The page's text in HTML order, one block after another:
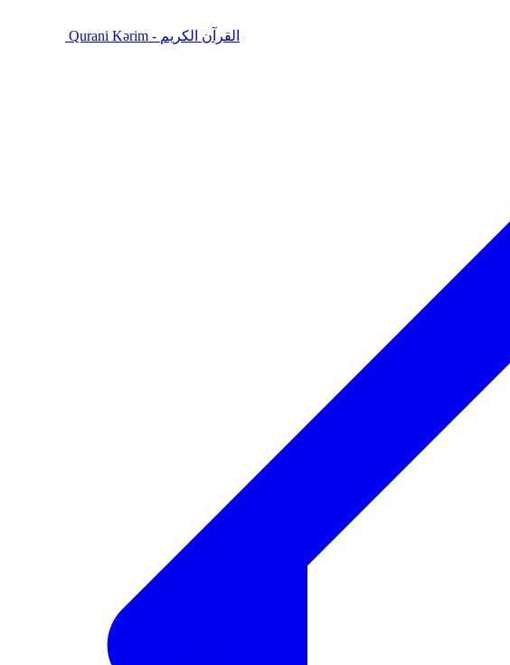
Qurani Kərim - القرآن الكريم